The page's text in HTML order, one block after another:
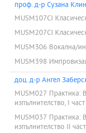
проф. д-р Сузана
MUSM107CI
MUSM207CI
MUSM306 Вокална/
MUSM398
доц. д-р Ангел
MUSM027 Практика:
изпълнителство, I част
MUSM037 Практика:
изпълнителство II част